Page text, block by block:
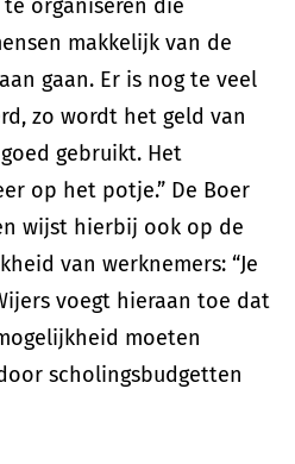
organiseren die
makkelijk van de
gaan. Er is nog te veel
zo wordt het geld van
gebruikt. Het
op het potje.” De Boer
wijst hierbij ook op de
van werknemers: “Je
voegt hieraan toe dat
moeten
scholingsbudgetten